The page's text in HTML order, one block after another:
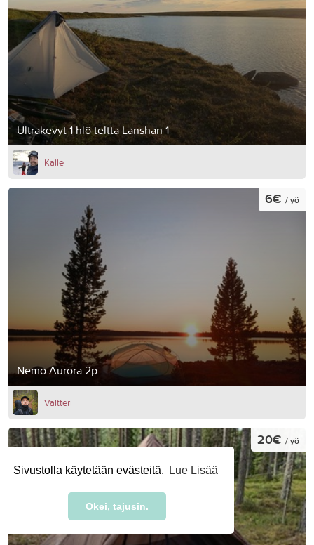
Sivustolla käytetään evästeitä. Lue Lisää
Okei, tajusin.
Ultrakevyt 1 hlö teltta Lanshan 1
Kalle
Nemo Aurora 2p
6€ / yö
Valtteri
20€ / yö